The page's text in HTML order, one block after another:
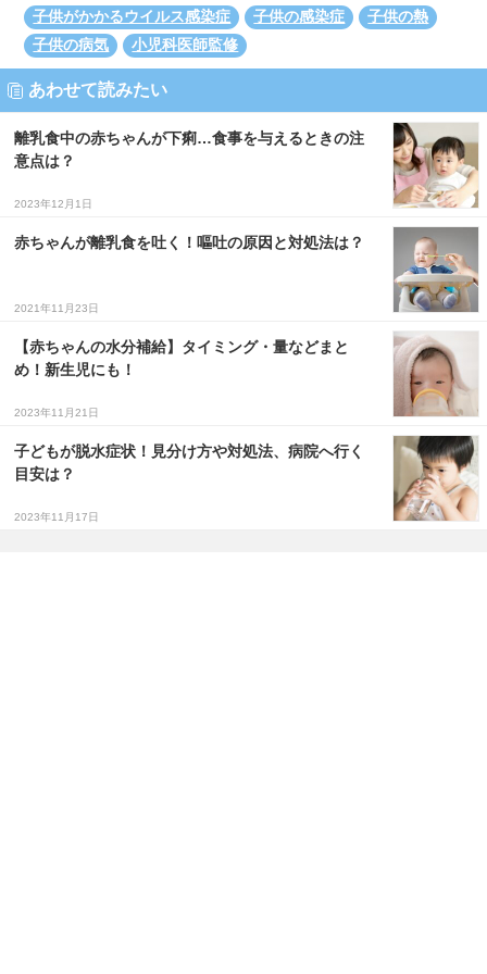
子供がかかるウイルス感染症
子供の感染症
子供の熱
子供の病気
小児科医師監修
あわせて読みたい
離乳食中の赤ちゃんが下痢…食事を与えるときの注
意点は？
2023年12月1日
赤ちゃんが離乳食を吐く！嘔吐の原因と対処法は？
2021年11月23日
【赤ちゃんの水分補給】タイミング・量などまと
め！新生児にも！
2023年11月21日
子どもが脱水症状！見分け方や対処法、病院へ行く
目安は？
2023年11月17日